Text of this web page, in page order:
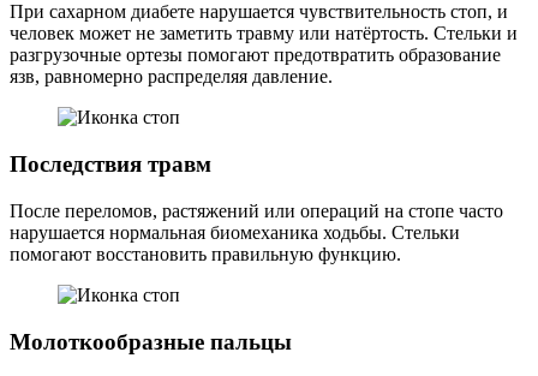
При сахарном диабете нарушается чувствительность стоп, и
человек может не заметить травму или натёртость. Стельки и
разгрузочные ортезы помогают предотвратить образование
язв, равномерно распределяя давление.
Последствия травм
После переломов, растяжений или операций на стопе часто
нарушается нормальная биомеханика ходьбы. Стельки
помогают восстановить правильную функцию.
Молоткообразные пальцы